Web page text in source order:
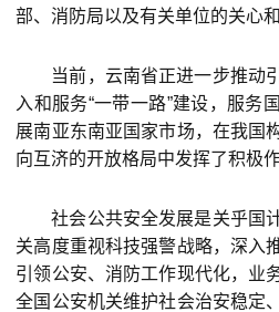
部、消防局以及有关单位的关心
当前，云南省正进一步推动
入和服务“一带一路”建设，服务
展南亚东南亚国家市场，在我国
向互济的开放格局中发挥了积极作
社会公共安全发展是关乎国
关高度重视科技强警战略，深入
引领公安、消防工作现代化，业
全国公安机关维护社会治安稳定